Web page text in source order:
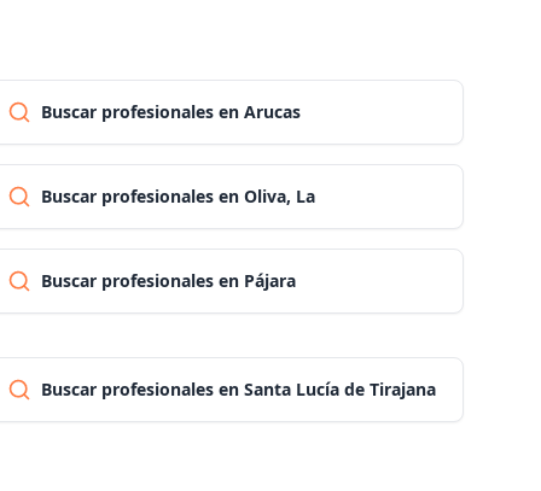
Pontevedra
Santa cruz de tenerife
Cantabria
Segovia
Buscar profesionales en Arucas
Buscar profesionales en Oliva, La
Buscar profesionales en Pájara
Buscar profesionales en Santa Lucía de Tirajana